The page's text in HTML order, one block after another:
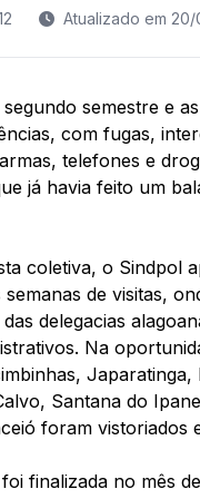
Atualizado em 20/
semestre e
com fugas,
telefones e
já havia feito um
coletiva, o Sindpol
de visitas,
delegacias
Na
Santana do
foram vistoriados
finalizada no mês